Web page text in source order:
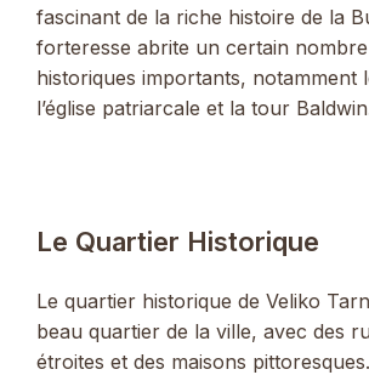
fascinant de la riche histoire de la
forteresse abrite un certain
historiques importants, notamment
l’église patriarcale et la tour
Le Quartier Historique
Le quartier historique de Veliko
beau quartier de la ville, avec des
étroites et des maisons